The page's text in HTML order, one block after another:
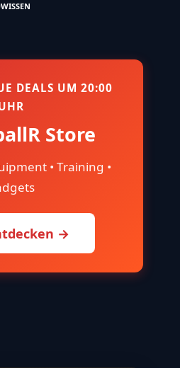
WISSEN
DEALS UM 20:00
Store
• Training •
→